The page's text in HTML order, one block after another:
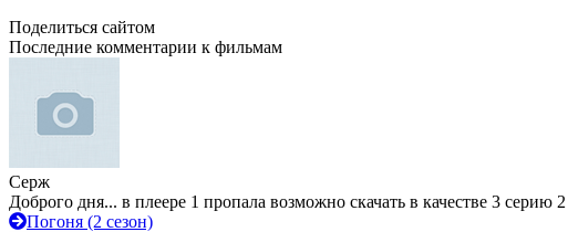
Поделиться сайтом
Последние комментарии к фильмам
Серж
Доброго дня... в плеере 1 пропала возможно скачать в качестве 3 серию 2
Погоня (2 сезон)